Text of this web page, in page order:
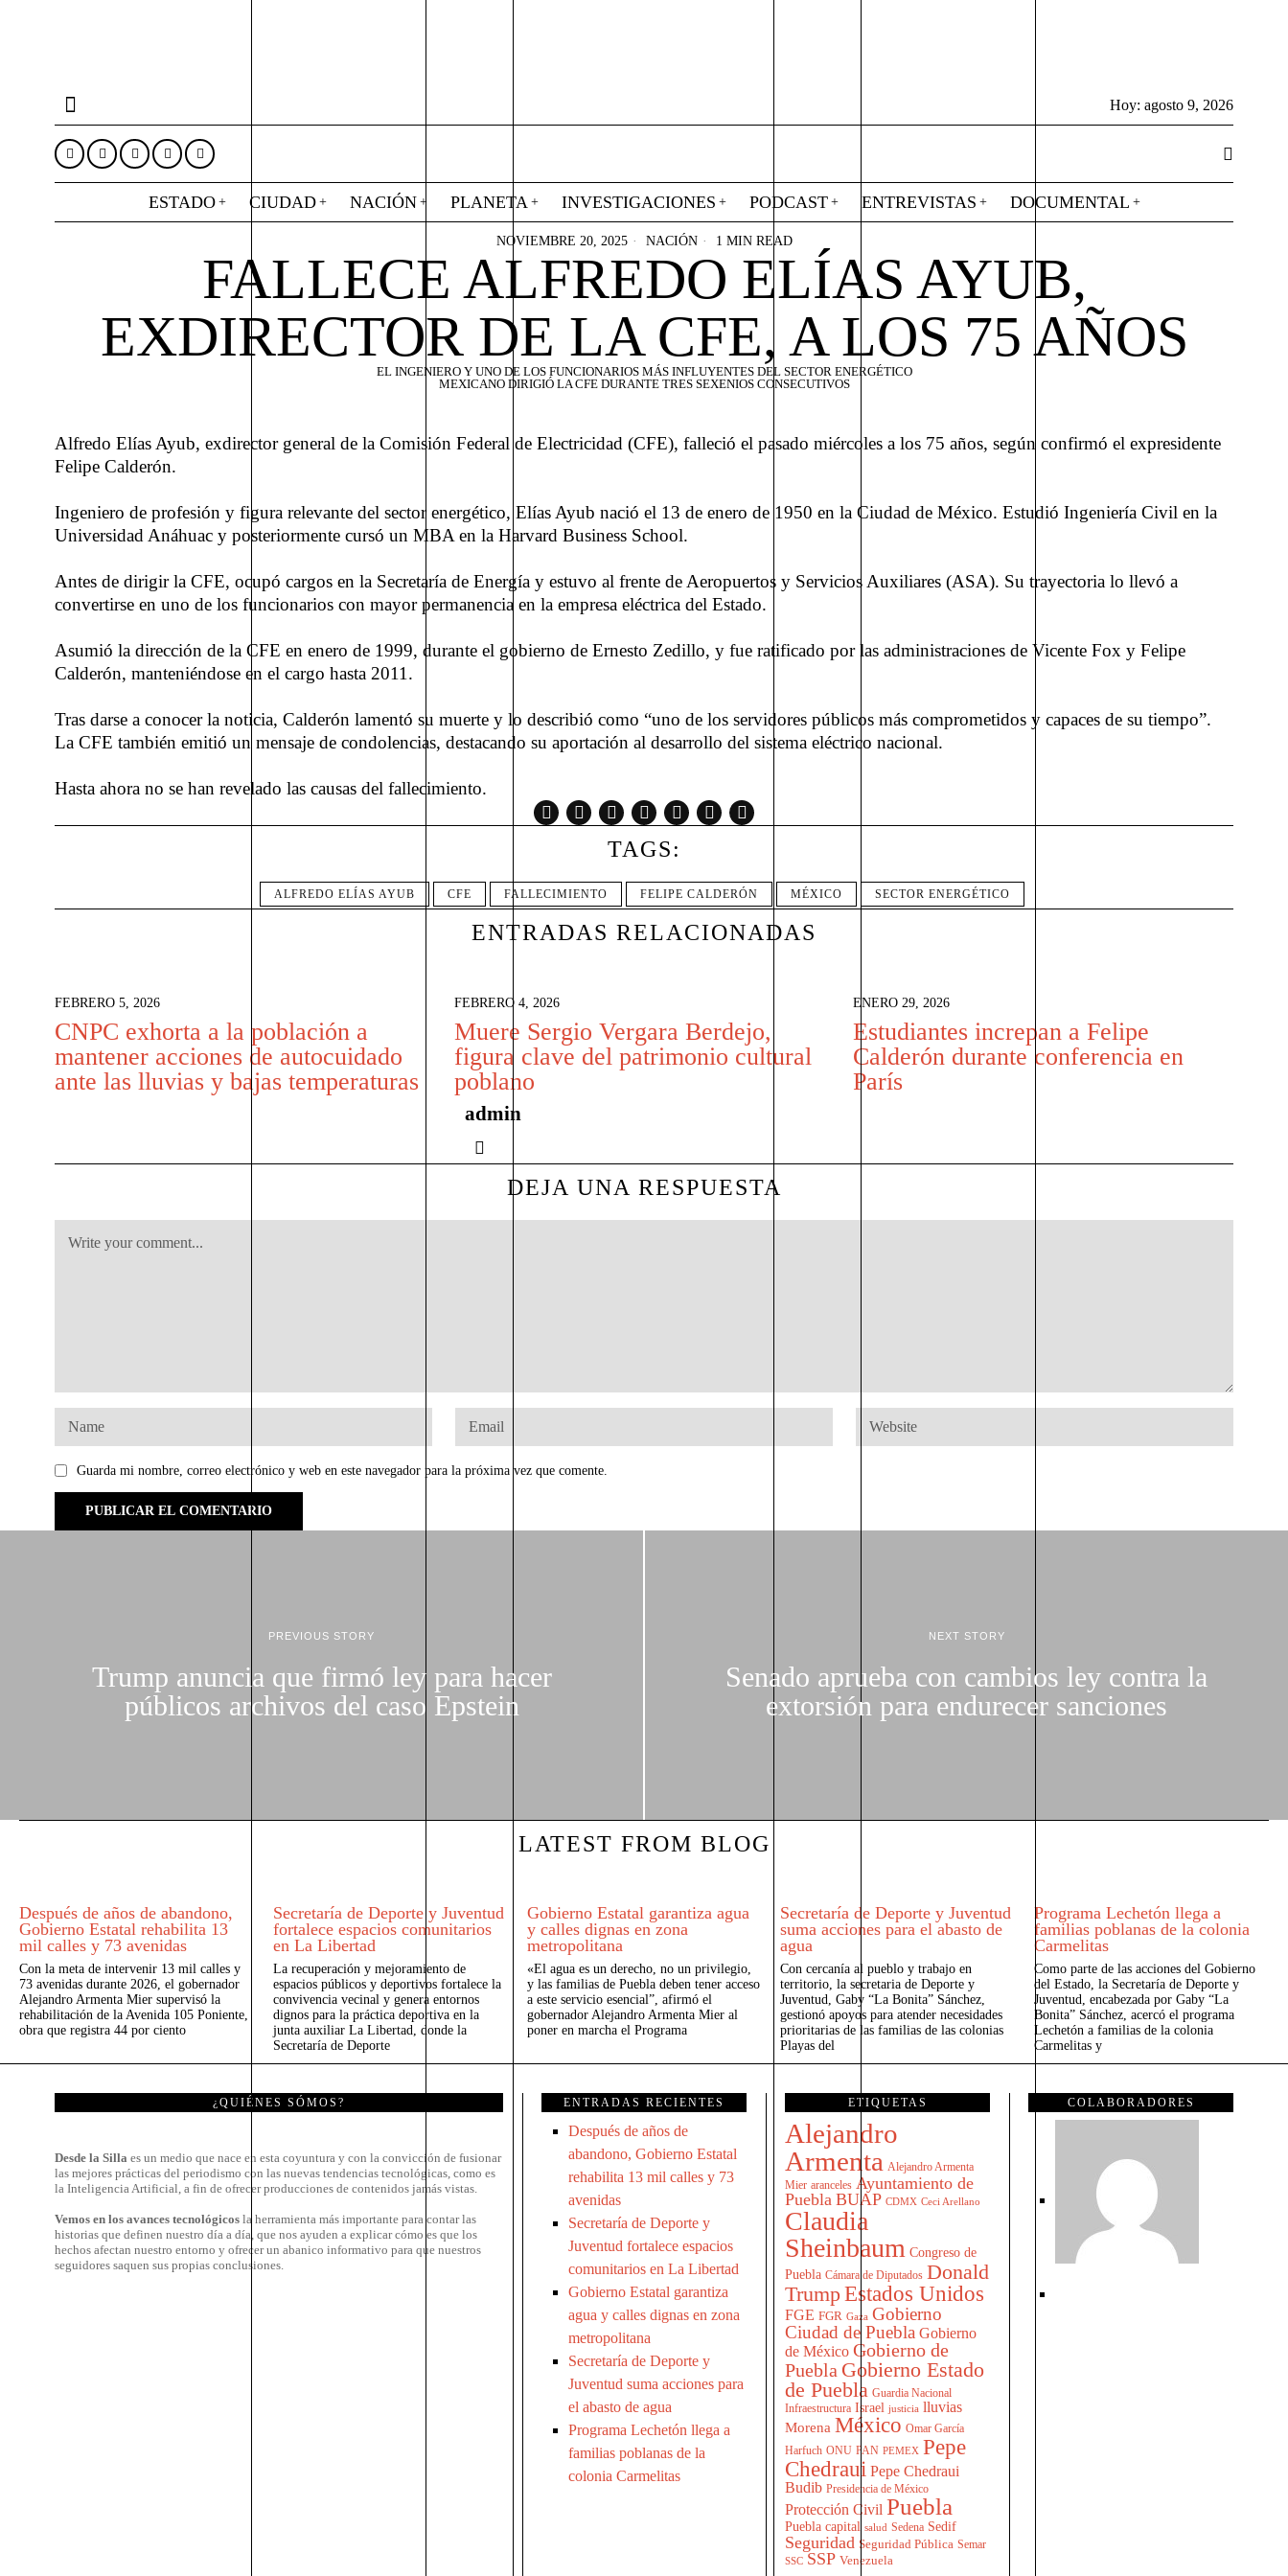
Hoy: agosto 9, 2026
ESTADO CIUDAD NACIÓN PLANETA INVESTIGACIONES PODCAST ENTREVISTAS DOCUMENTAL
NOVIEMBRE 20, 2025 NACIÓN 1 MIN READ
FALLECE ALFREDO ELÍAS AYUB,
EXDIRECTOR DE LA CFE, A LOS 75 AÑOS
EL INGENIERO Y UNO DE LOS FUNCIONARIOS MÁS INFLUYENTES DEL SECTOR ENERGÉTICO
MEXICANO DIRIGIÓ LA CFE DURANTE TRES SEXENIOS CONSECUTIVOS
Alfredo Elías Ayub, exdirector general de la Comisión Federal de Electricidad (CFE), falleció el pasado miércoles a los 75 años, según confirmó el expresidente
Felipe Calderón.
Ingeniero de profesión y figura relevante del sector energético, Elías Ayub nació el 13 de enero de 1950 en la Ciudad de México. Estudió Ingeniería Civil en la
Universidad Anáhuac y posteriormente cursó un MBA en la Harvard Business School.
Antes de dirigir la CFE, ocupó cargos en la Secretaría de Energía y estuvo al frente de Aeropuertos y Servicios Auxiliares (ASA). Su trayectoria lo llevó a
convertirse en uno de los funcionarios con mayor permanencia en la empresa eléctrica del Estado.
Asumió la dirección de la CFE en enero de 1999, durante el gobierno de Ernesto Zedillo, y fue ratificado por las administraciones de Vicente Fox y Felipe
Calderón, manteniéndose en el cargo hasta 2011.
Tras darse a conocer la noticia, Calderón lamentó su muerte y lo describió como “uno de los servidores públicos más comprometidos y capaces de su tiempo”.
La CFE también emitió un mensaje de condolencias, destacando su aportación al desarrollo del sistema eléctrico nacional.
Hasta ahora no se han revelado las causas del fallecimiento.
TAGS:
ALFREDO ELÍAS AYUB CFE FALLECIMIENTO FELIPE CALDERÓN MÉXICO SECTOR ENERGÉTICO
ENTRADAS RELACIONADAS
FEBRERO 5, 2026
CNPC exhorta a la población a
mantener acciones de autocuidado
ante las lluvias y bajas temperaturas
FEBRERO 4, 2026
Muere Sergio Vergara Berdejo,
figura clave del patrimonio cultural
poblano
ENERO 29, 2026
Estudiantes increpan a Felipe
Calderón durante conferencia en
París
admin
DEJA UNA RESPUESTA
Guarda mi nombre, correo electrónico y web en este navegador para la próxima vez que comente.
PREVIOUS STORY
Trump anuncia que firmó ley para hacer
públicos archivos del caso Epstein
NEXT STORY
Senado aprueba con cambios ley contra la
extorsión para endurecer sanciones
LATEST FROM BLOG
Después de años de abandono,
Gobierno Estatal rehabilita 13
mil calles y 73 avenidas
Con la meta de intervenir 13 mil calles y
73 avenidas durante 2026, el gobernador
Alejandro Armenta Mier supervisó la
rehabilitación de la Avenida 105 Poniente,
obra que registra 44 por ciento
Secretaría de Deporte y Juventud
fortalece espacios comunitarios
en La Libertad
La recuperación y mejoramiento de
espacios públicos y deportivos fortalece la
convivencia vecinal y genera entornos
dignos para la práctica deportiva en la
junta auxiliar La Libertad, donde la
Secretaría de Deporte
Gobierno Estatal garantiza agua
y calles dignas en zona
metropolitana
«El agua es un derecho, no un privilegio,
y las familias de Puebla deben tener acceso
a este servicio esencial”, afirmó el
gobernador Alejandro Armenta Mier al
poner en marcha el Programa
Secretaría de Deporte y Juventud
suma acciones para el abasto de
agua
Con cercanía al pueblo y trabajo en
territorio, la secretaria de Deporte y
Juventud, Gaby “La Bonita” Sánchez,
gestionó apoyos para atender necesidades
prioritarias de las familias de las colonias
Playas del
Programa Lechetón llega a
familias poblanas de la colonia
Carmelitas
Como parte de las acciones del Gobierno
del Estado, la Secretaría de Deporte y
Juventud, encabezada por Gaby “La
Bonita” Sánchez, acercó el programa
Lechetón a familias de la colonia
Carmelitas y
¿QUIÉNES SÓMOS?
Desde la Silla es un medio que nace en esta coyuntura y con la convicción de fusionar
las mejores prácticas del periodismo con las nuevas tendencias tecnológicas, como es
la Inteligencia Artificial, a fin de ofrecer producciones de contenidos jamás vistas.
Vemos en los avances tecnológicos la herramienta más importante para contar las
historias que definen nuestro día a día, que nos ayuden a explicar cómo es que los
hechos afectan nuestro entorno y ofrecer un abanico informativo para que nuestros
seguidores saquen sus propias conclusiones.
ENTRADAS RECIENTES
Después de años de
abandono, Gobierno Estatal
rehabilita 13 mil calles y 73
avenidas
Secretaría de Deporte y
Juventud fortalece espacios
comunitarios en La Libertad
Gobierno Estatal garantiza
agua y calles dignas en zona
metropolitana
Secretaría de Deporte y
Juventud suma acciones para
el abasto de agua
Programa Lechetón llega a
familias poblanas de la
colonia Carmelitas
ETIQUETAS
Alejandro
Armenta Alejandro Armenta
Mier aranceles Ayuntamiento de
Puebla BUAP CDMX Ceci Arellano
Claudia
Sheinbaum Congreso de
Puebla Cámara de Diputados Donald
Trump Estados Unidos
FGE FGR Gaza Gobierno
Ciudad de Puebla Gobierno
de México Gobierno de
Puebla Gobierno Estado
de Puebla Guardia Nacional
Infraestructura Israel justicia lluvias
Morena México Omar García
Harfuch ONU PAN PEMEX Pepe
Chedraui Pepe Chedraui
Budib Presidencia de México
Protección Civil Puebla
Puebla capital salud Sedena Sedif
Seguridad Seguridad Pública Semar
SSC SSP Venezuela
COLABORADORES